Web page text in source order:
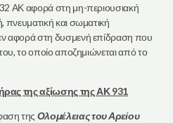
ΑΚ αφορά στη μη-περιουσιακή
πνευματική και σωματική
αφορά στη δυσμενή επίδραση που
το οποίο αποζημιώνεται από το
της αξίωσης της ΑΚ 931
της Ολομέλειας του Αρείου